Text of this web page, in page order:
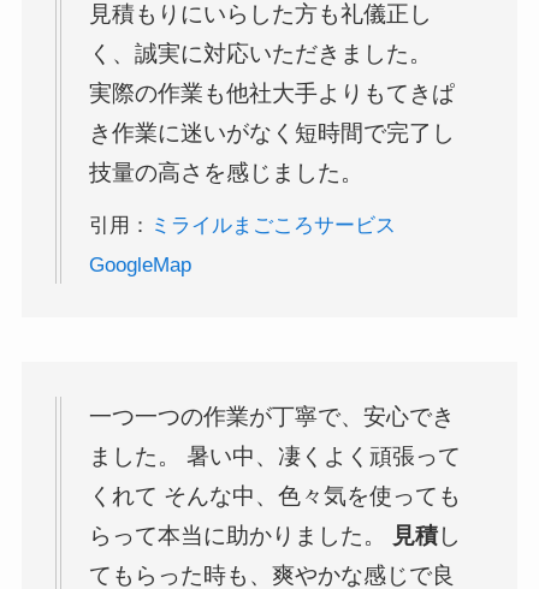
見積もりにいらした方も礼儀正し
く、誠実に対応いただきました。
実際の作業も他社大手よりもてきぱ
き作業に迷いがなく短時間で完了し
技量の高さを感じました。
引用： ミライルまごころサービス
GoogleMap
一つ一つの作業が丁寧で、安心でき
ました。 暑い中、凄くよく頑張って
くれて そんな中、色々気を使っても
らって本当に助かりました。
見積し
てもらった時も、爽やかな感じで良